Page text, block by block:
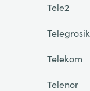
Tele2
Telegrosik
Telekom
Telenor